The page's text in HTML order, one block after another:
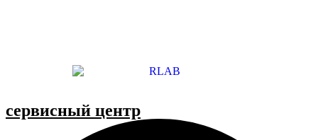
cервисный центр